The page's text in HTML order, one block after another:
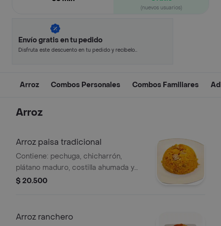
(nuevos usuarios)
Envío gratis en tu pedido
Disfruta este descuento en tu pedido y recíbelo
Arroz Combos Personales Combos Familiares
Arroz
Arroz paisa tradicional
Contiene: pechuga, chicharrón,
plátano maduro, costilla ahumada y
maíz, todo mezclado con el arroz
$ 20.500
Arroz ranchero